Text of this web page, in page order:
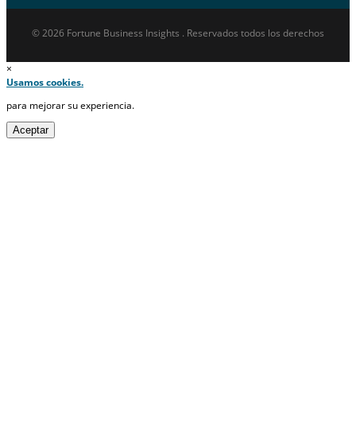
© 2026 Fortune Business Insights . Reservados todos los derechos
×
Usamos cookies.
para mejorar su experiencia.
Aceptar